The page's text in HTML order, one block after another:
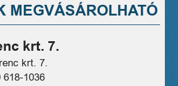
MEGVÁSÁROLHATÓ
krt. 7.
krt. 7.
618-1036